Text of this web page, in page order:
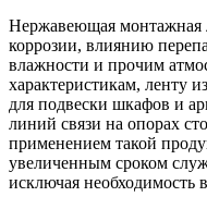
Нержавеющая монтажная
коррозии, влиянию
влажности и прочим
характеристикам, ленту
для подвески шкафов и
линий связи на опорах
применением такой
увеличенным сроком
исключая необходимость